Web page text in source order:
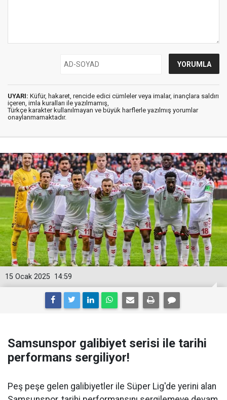
UYARI: Küfür, hakaret, rencide edici cümleler veya imalar, inançlara saldırı
içeren, imla kuralları ile yazılmamış,
Türkçe karakter kullanılmayan ve büyük harflerle yazılmış yorumlar
onaylanmamaktadır.
14:59
15 Ocak 2025
Samsunspor galibiyet serisi ile tarihi
performans sergiliyor!
Peş peşe gelen galibiyetler ile Süper Lig'de yerini alan